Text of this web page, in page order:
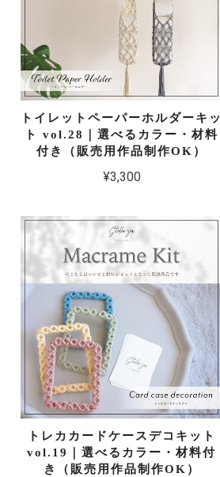
トイレットペーパーホルダーキッ
ト vol.28｜選べるカラー・材料
付き（販売用作品制作OK）
¥3,300
トレカカードケースデコキット
vol.19｜選べるカラー・材料付
き（販売用作品制作OK）